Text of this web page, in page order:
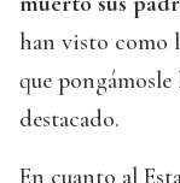
han visto como
que
destacado.